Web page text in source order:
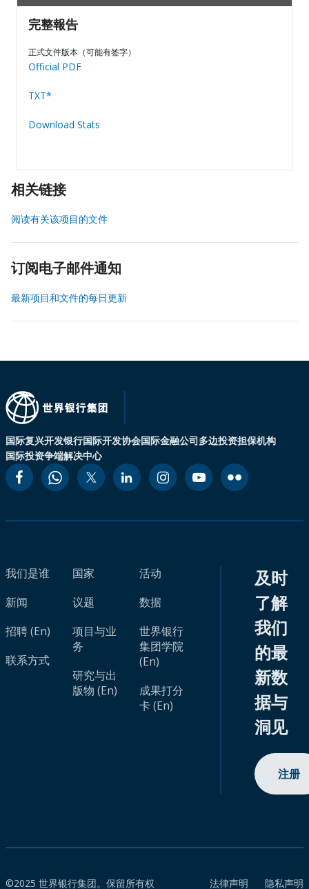
完整報告
正式文件版本（可能有签字）
Official PDF
TXT*
Download Stats
相关链接
阅读有关该项目的文件
订阅电子邮件通知
最新项目和文件的每日更新
国际复兴开发银行国际开发协会国际金融公司多边投资担保机构
国际投资争端解决中心
我们是谁
新闻
招聘 (En)
联系方式
国家
议题
项目与业
务
研究与出
版物 (En)
活动
数据
世界银行
集团学院
(En)
成果打分
卡 (En)
及时
了解
我们
的最
新数
据与
洞见
注册
©2025 世界银行集团。保留所有权
法律声明
隐私声明